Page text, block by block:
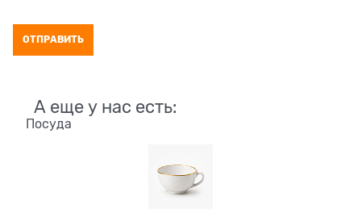
А еще у нас есть:
Посуда